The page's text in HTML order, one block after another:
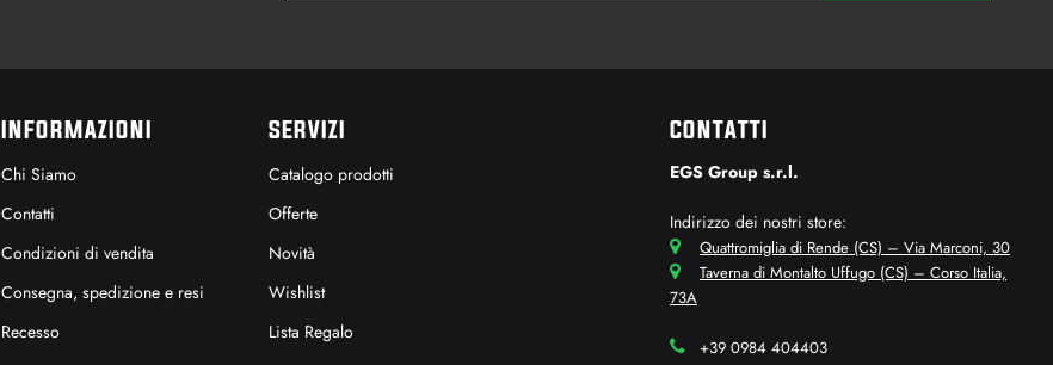
INFORMAZIONI
Chi Siamo
Contatti
Condizioni di vendita
Consegna, spedizione e resi
Recesso
SERVIZI
Catalogo prodotti
Offerte
Novità
Wishlist
Lista Regalo
CONTATTI
EGS Group s.r.l.
Indirizzo dei nostri store:
Quattromiglia di Rende (CS) – Via Marconi, 30
Taverna di Montalto Uffugo (CS) – Corso Italia,
73A
+39 0984 404403